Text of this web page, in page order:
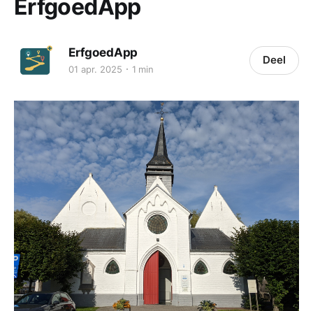
ErfgoedApp
ErfgoedApp
01 apr. 2025 1 min
Deel